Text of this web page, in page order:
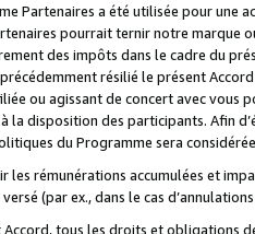
Partenaires a été utilisée pour une
pourrait ternir notre marque
des impôts dans le cadre du
résilié le présent
ou agissant de concert avec vous
la disposition des participants. Afin
du Programme sera
les rémunérations accumulées et
(par ex., dans le cas
tous les droits et obligations